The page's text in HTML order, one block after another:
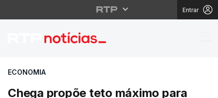
Entrar
Chega propõe teto
ECONOMIA
Chega propõe teto máximo para